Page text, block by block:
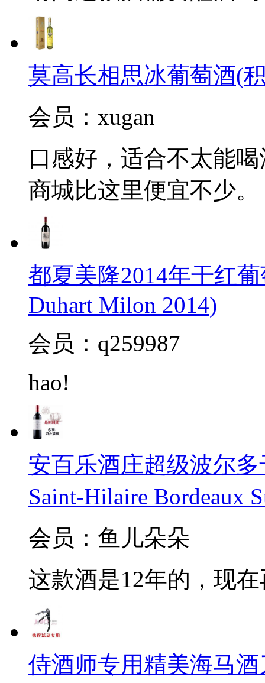
莫高长相思冰葡萄酒(
会员：xugan
口感好，适合不太能
商城比这里便宜不少。
都夏美隆2014年干红
Duhart Milon 2014)
会员：q259987
hao!
安百乐酒庄超级波尔多
Saint-Hilaire Bordeaux
会员：鱼儿朵朵
这款酒是12年的，现
侍酒师专用精美海马